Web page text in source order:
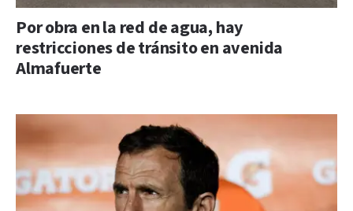
Por obra en la red de agua, hay
restricciones de tránsito en avenida
Almafuerte